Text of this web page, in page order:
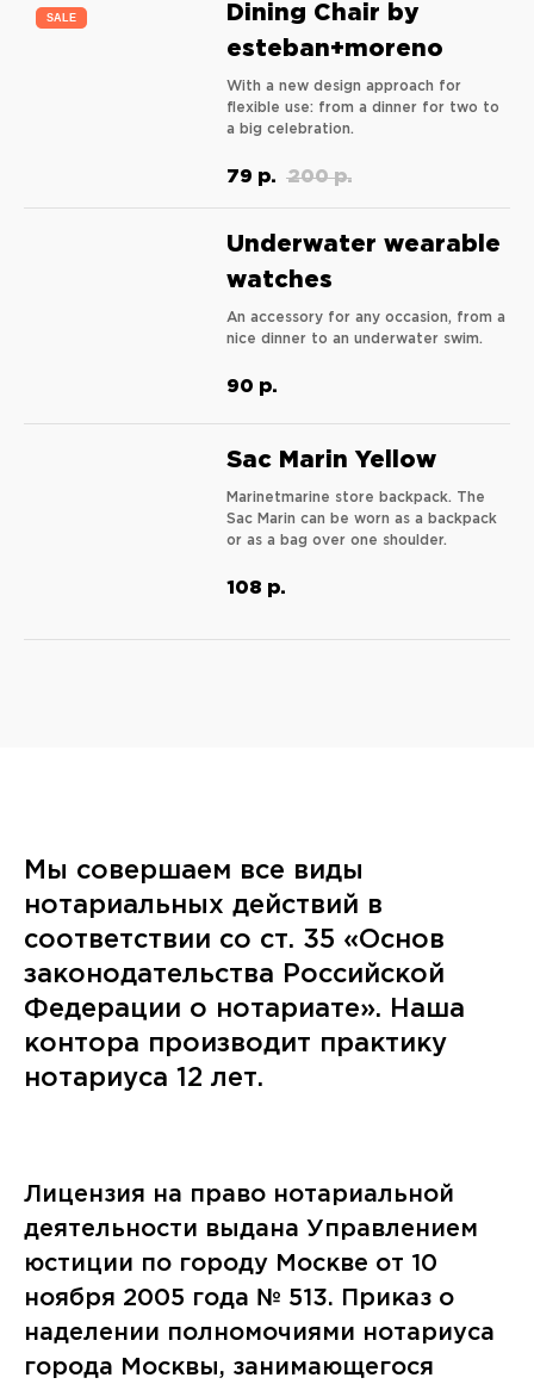
SALE
Dining Chair by
esteban+moreno
With a new design approach for
flexible use: from a dinner for two to
a big celebration.
79 р. 200 р.
Underwater wearable
watches
An accessory for any occasion, from a
nice dinner to an underwater swim.
90 р.
Sac Marin Yellow
Marinetmarine store backpack. The
Sac Marin can be worn as a backpack
or as a bag over one shoulder.
108 р.
Мы совершаем все виды
нотариальных действий в
соответствии со ст. 35 «Основ
законодательства Российской
Федерации о нотариате». Наша
контора производит практику
нотариуса 12 лет.
Лицензия на право нотариальной
деятельности выдана Управлением
юстиции по городу Москве от 10
ноября 2005 года № 513. Приказ о
наделении полномочиями нотариуса
города Москвы, занимающегося